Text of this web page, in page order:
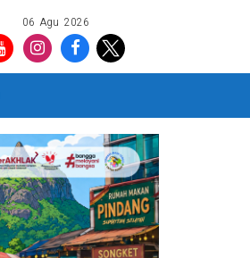
06 Agu 2026